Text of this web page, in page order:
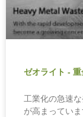
ゼオライト -
工業化の急速
が高まってい